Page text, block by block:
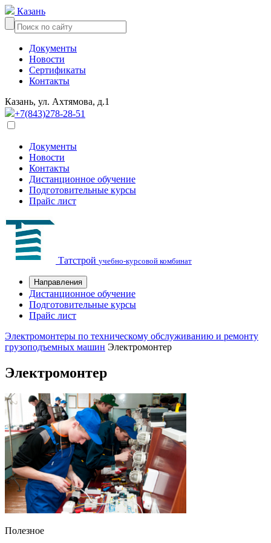
Казань
Документы
Новости
Сертификаты
Контакты
Казань, ул. Ахтямова, д.1
+7(843)278-28-51
Документы
Новости
Контакты
Дистанционное обучение
Подготовительные курсы
Прайс лист
Татстрой учебно-курсовой комбинат
Направления
Дистанционное обучение
Подготовительные курсы
Прайс лист
Электромонтеры по техническому обслуживанию и ремонту
грузоподъемных машин Электромонтер
Электромонтер
Полезное